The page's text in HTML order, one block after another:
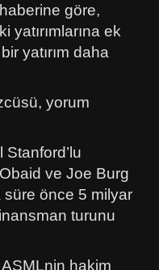
göre,
ek
yatırım daha
yorum
ve Joe Burg
süre önce 5 milyar
turunu
hakim